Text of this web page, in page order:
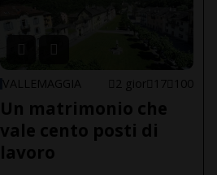
VALLEMAGGIA 2 gior 17 100
Un matrimonio che
vale cento posti di
lavoro